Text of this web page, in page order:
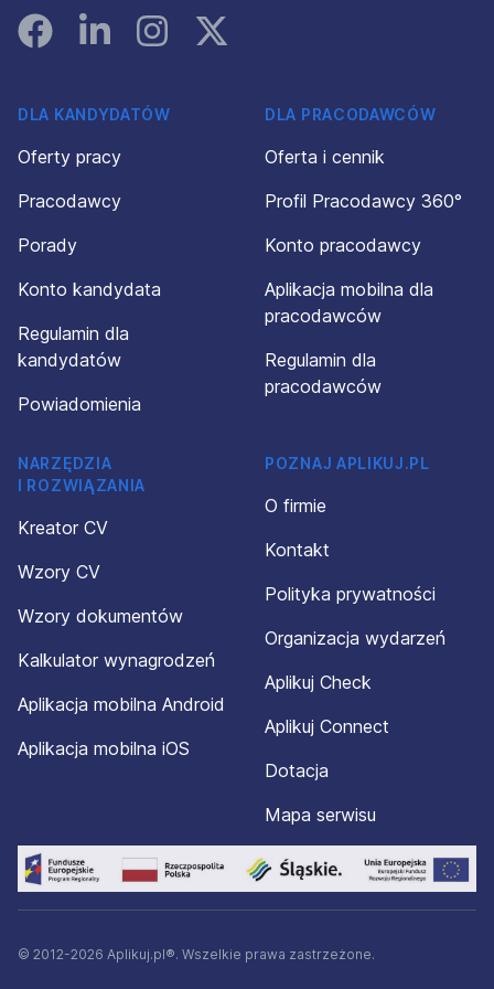
FacebookLinked InInstagramInstagram
DLA KANDYDATÓW
Oferty pracy
Pracodawcy
Porady
Konto kandydata
Regulamin dla
kandydatów
Powiadomienia
DLA PRACODAWCÓW
Oferta i cennik
Profil Pracodawcy 360°
Konto pracodawcy
Aplikacja mobilna dla
pracodawców
Regulamin dla
pracodawców
NARZĘDZIA
I ROZWIĄZANIA
Kreator CV
Wzory CV
Wzory dokumentów
Kalkulator wynagrodzeń
Aplikacja mobilna Android
Aplikacja mobilna iOS
POZNAJ APLIKUJ.PL
O firmie
Kontakt
Polityka prywatności
Organizacja wydarzeń
Aplikuj Check
Aplikuj Connect
Dotacja
Mapa serwisu
© 2012-2026 Aplikuj.pl®. Wszelkie prawa zastrzeżone.